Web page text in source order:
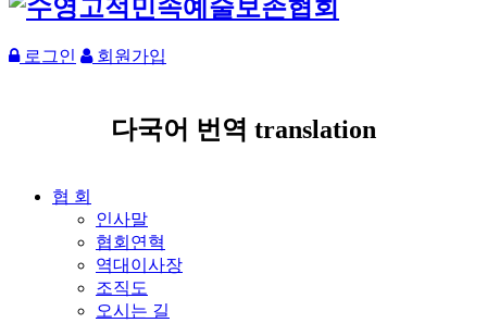
로그인 회원가입
다국어 번역 translation
협 회
인사말
협회연혁
역대이사장
조직도
오시는 길